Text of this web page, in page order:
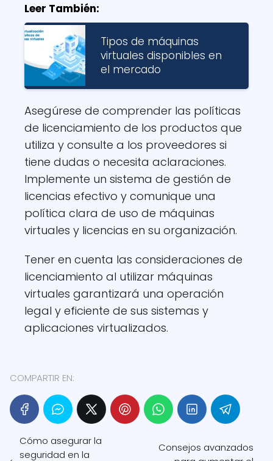
Leer También:
Tipos de máquinas
virtuales disponibles en
el mercado
Asegúrese de comprender las políticas
de licenciamiento de los productos que
utiliza y consulte a los proveedores si
tiene dudas o necesita aclaraciones.
Implemente un sistema de gestión de
licencias efectivo y comunique una
política clara de uso de máquinas
virtuales y licencias en su organización.
Tener en cuenta las consideraciones de
licenciamiento al utilizar máquinas
virtuales garantizará una operación
legal y eficiente de sus sistemas y
aplicaciones virtualizados.
COMPARTIR EN:
Cómo asegurar la
seguridad en la
Consejos avanzados